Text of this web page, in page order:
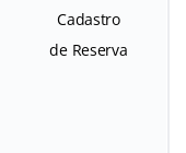
Cadastro
de Reserva